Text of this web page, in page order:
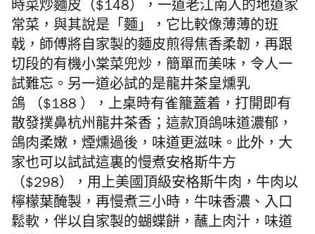
時菜炒麵皮（$148），一道老江南人的地道家
常菜，與其說是「麵」，它比較像薄薄的班
戟，師傅將自家製的麵皮煎得焦香柔韌，再跟
切段的有機小棠菜兜炒，簡單而美味，令人一
試難忘。另一道必試的是龍井茶皇燻乳
鴿 （$188 ），上桌時有雀籠蓋着，打開即有
散發撲鼻杭州龍井茶香；這款頂鴿味道濃郁，
鴿肉柔嫩，煙燻過後，味道更滋味。此外，大
家也可以試試這裏的慢煮安格斯牛方
（$298），用上美國頂級安格斯牛肉，牛肉以
檸檬葉醃製，再慢煮三小時，牛味香濃、入口
鬆軟，伴以自家製的蝴蝶餅，蘸上肉汁，味道